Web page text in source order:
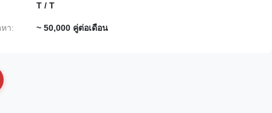
T / T
า: ~ 50,000 คู่ต่อเดือน